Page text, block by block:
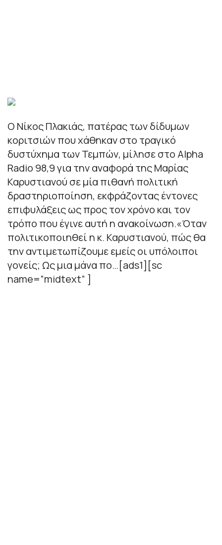
Ο Νίκος Πλακιάς, πατέρας των δίδυμων
κοριτσιών που χάθηκαν στο τραγικό
δυστύχημα των Τεμπών, μίλησε στο Alpha
Radio 98,9 για την αναφορά της Μαρίας
Καρυστιανού σε μία πιθανή πολιτική
δραστηριοποίηση, εκφράζοντας έντονες
επιφυλάξεις ως προς τον χρόνο και τον
τρόπο που έγινε αυτή η ανακοίνωση.«Όταν
πολιτικοποιηθεί η κ. Καρυστιανού, πώς θα
την αντιμετωπίζουμε εμείς οι υπόλοιποι
γονείς; Ως μια μάνα πο…[ads1][sc
name=”midtext” ]